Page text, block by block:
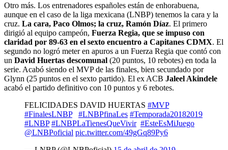
Otro más. Los entrenadores españoles están de enhorabuena,
aunque en el caso de la liga mexicana (LNBP) tenemos la cara y la
cruz. La cara, Paco Olmos; la cruz, Ramón Díaz. El primero
dirigió al equipo campeón, Fuerza Regia, que se impuso con
claridad por 89-63 en el sexto encuentro a Capitanes CDMX. El
segundo no logró meter en apuros a un Fuerza Regia que contó con
un David Huertas descomunal (20 puntos, 10 rebotes) en toda la
serie. Acabó siendo el MVP de las finales, bien secundado por
Glynn (25 puntos en el sexto partido). El ex ACB Jaleel Akindele
acabó el partido definitivo con 10 puntos y 6 rebotes.
FELICIDADES DAVID HUERTAS #MVP
#FinalesLNBP⁠ ⁠⁠ ⁠⁠⁠⁠ #LNBPfinaLes #Temporada20182019
#LNBP⁠ ⁠#LNBPLaTienesQueVivir⁠ ⁠⁠ ⁠ #EsteEsMiJuego
@LNBPoficial pic.twitter.com/49gGq89Py6